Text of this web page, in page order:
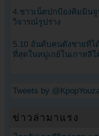
4.ชาวเน็ตปกป้องคิมมินจู
วิจารณ์รูปร่าง
5.10 อันดับคนดังชายที่ไ
ที่สุดในหมู่เกย์ในเกาหลี
Tweets by
ข่าวล่ามาแรง